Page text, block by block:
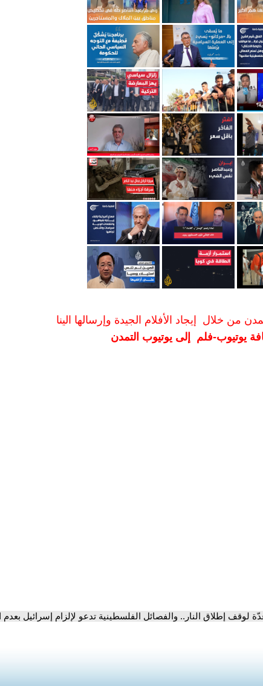
من خلال إيجاد الأفلام الجيدة وإرسالها الينا
يوتيوب-فلم إلى يوتيوب التمدن
لوقف إطلاق النار.. والفصائل الفلسطينية تدعو لإلزام إسرائيل بعدم